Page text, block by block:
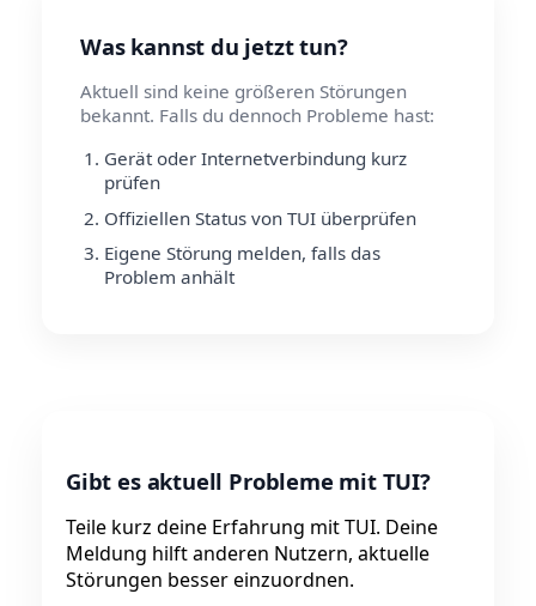
Was kannst du jetzt tun?
Aktuell sind keine größeren Störungen
bekannt. Falls du dennoch Probleme hast:
Gerät oder Internetverbindung kurz
prüfen
Offiziellen Status von TUI überprüfen
Eigene Störung melden, falls das
Problem anhält
Gibt es aktuell Probleme mit TUI?
Teile kurz deine Erfahrung mit TUI. Deine
Meldung hilft anderen Nutzern, aktuelle
Störungen besser einzuordnen.